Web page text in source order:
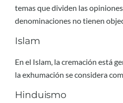
temas que dividen las
denominaciones no tienen
Islam
En el Islam, la cremación está
la exhumación se considera
Hinduismo